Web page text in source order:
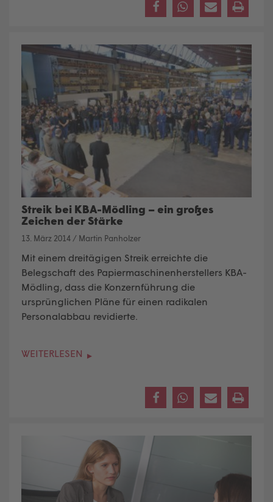
Streik bei KBA-Mödling – ein großes
Zeichen der Stärke
13. März 2014 / Martin Panholzer
Mit einem dreitägigen Streik erreichte die
Belegschaft des Papiermaschinenherstellers KBA-
Mödling, dass die Konzernführung die
ursprünglichen Pläne für einen radikalen
Personalabbau revidierte.
WEITERLESEN